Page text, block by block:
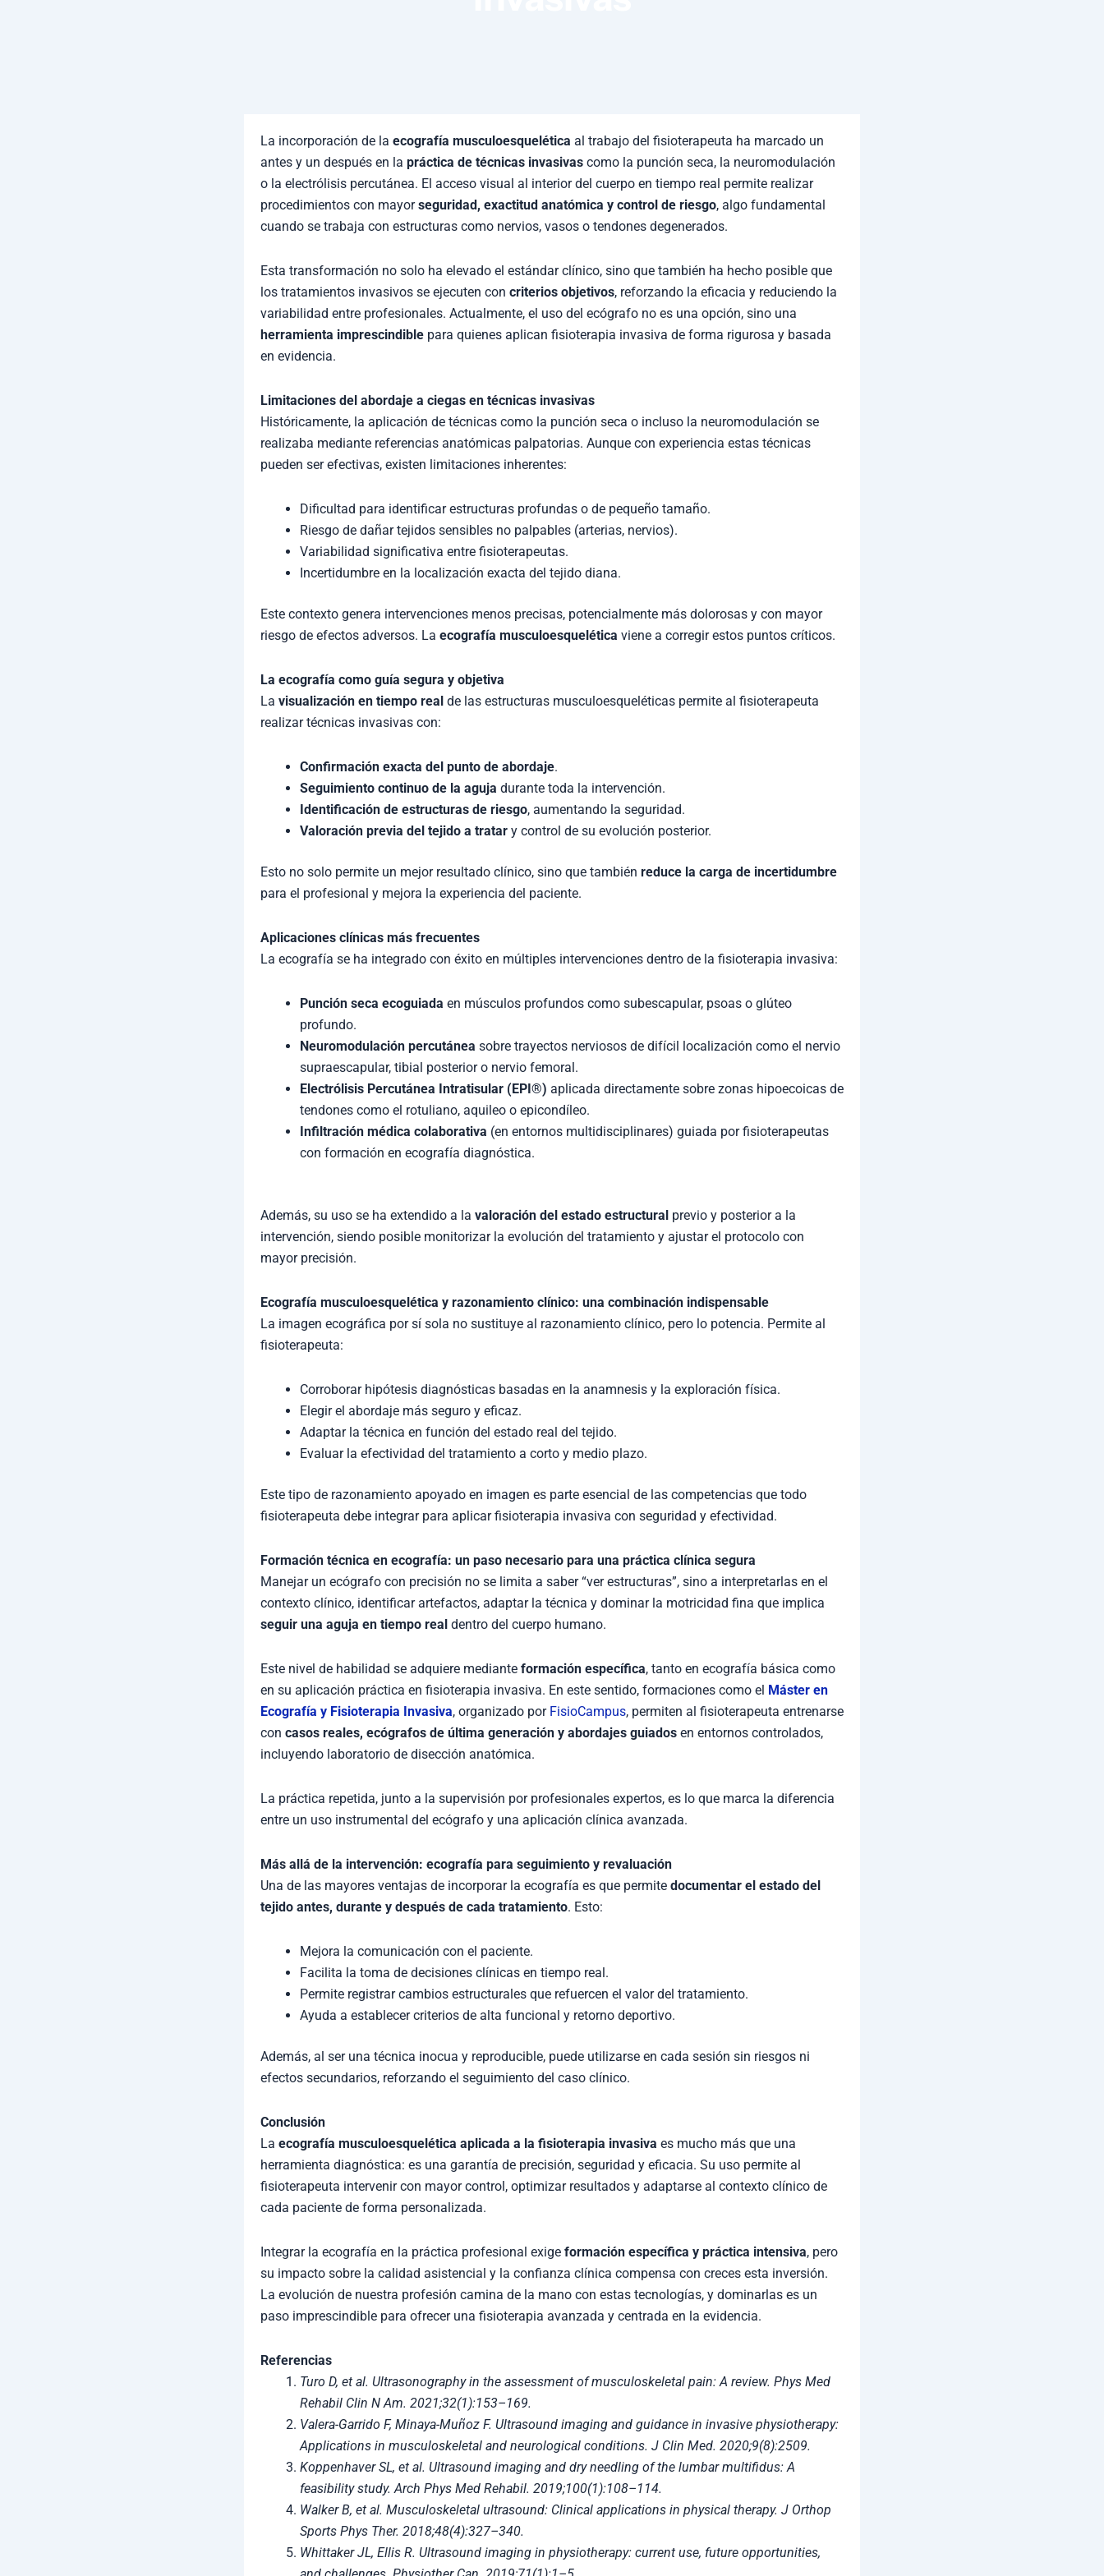
La incorporación de la ecografía musculoesquelética al trabajo del fisioterapeuta ha marcado un
antes y un después en la práctica de técnicas invasivas como la punción seca, la neuromodulación
o la electrólisis percutánea. El acceso visual al interior del cuerpo en tiempo real permite realizar
procedimientos con mayorseguridad, exactitud anatómica y control de riesgo, algo fundamental
cuando se trabaja con estructuras como nervios, vasos o tendones degenerados.
Esta transformación no solo ha elevado el estándar clínico, sino que también ha hecho posible que
los tratamientos invasivos se ejecuten con criterios objetivos, reforzando la eficacia y reduciendo la
variabilidad entre profesionales. Actualmente, el uso del ecógrafo no es una opción, sino una
herramienta imprescindible para quienes aplican fisioterapia invasiva de forma rigurosa y basada
en evidencia.
Limitaciones del abordaje a ciegas en técnicas invasivas
Históricamente, la aplicación de técnicas como la punción seca o incluso la neuromodulación se
realizaba mediante referencias anatómicas palpatorias. Aunque con experiencia estas técnicas
pueden ser efectivas, existen limitaciones inherentes:
Dificultad para identificar estructuras profundas o de pequeño tamaño.
Riesgo de dañar tejidos sensibles no palpables (arterias, nervios).
Variabilidad significativa entre fisioterapeutas.
Incertidumbre en la localización exacta del tejido diana.
Este contexto genera intervenciones menos precisas, potencialmente más dolorosas y con mayor
riesgo de efectos adversos. La ecografía musculoesquelética viene a corregir estos puntos críticos.
La ecografía como guía segura y objetiva
La visualización en tiempo real de las estructuras musculoesqueléticas permite al fisioterapeuta
realizar técnicas invasivas con:
Confirmación exacta del punto de abordaje.
Seguimiento continuo de la aguja durante toda la intervención.
Identificación de estructuras de riesgo, aumentando la seguridad.
Valoración previa del tejido a tratar y control de su evolución posterior.
Esto no solo permite un mejor resultado clínico, sino que también reduce la carga de incertidumbre
para el profesional y mejora la experiencia del paciente.
Aplicaciones clínicas más frecuentes
La ecografía se ha integrado con éxito en múltiples intervenciones dentro de la fisioterapia invasiva:
Punción seca ecoguiada en músculos profundos como subescapular, psoas o glúteo
profundo.
Neuromodulación percutánea sobre trayectos nerviosos de difícil localización como el nervio
supraescapular, tibial posterior o nervio femoral.
Electrólisis Percutánea Intratisular (EPI®) aplicada directamente sobre zonas hipoecoicas de
tendones como el rotuliano, aquileo o epicondíleo.
Infiltración médica colaborativa (en entornos multidisciplinares) guiada por fisioterapeutas
con formación en ecografía diagnóstica.
Además, su uso se ha extendido a la valoración del estado estructural previo y posterior a la
intervención, siendo posible monitorizar la evolución del tratamiento y ajustar el protocolo con
mayor precisión.
Ecografía musculoesquelética y razonamiento clínico: una combinación indispensable
La imagen ecográfica por sí sola no sustituye al razonamiento clínico, pero lo potencia. Permite al
fisioterapeuta:
Corroborar hipótesis diagnósticas basadas en la anamnesis y la exploración física.
Elegir el abordaje más seguro y eficaz.
Adaptar la técnica en función del estado real del tejido.
Evaluar la efectividad del tratamiento a corto y medio plazo.
Este tipo de razonamiento apoyado en imagen es parte esencial de las competencias que todo
fisioterapeuta debe integrar para aplicar fisioterapia invasiva con seguridad y efectividad.
Formación técnica en ecografía: un paso necesario para una práctica clínica segura
Manejar un ecógrafo con precisión no se limita a saber “ver estructuras”, sino a interpretarlas en el
contexto clínico, identificar artefactos, adaptar la técnica y dominar la motricidad fina que implica
seguir una aguja en tiempo real dentro del cuerpo humano.
Este nivel de habilidad se adquiere mediante formación específica, tanto en ecografía básica como
en su aplicación práctica en fisioterapia invasiva. En este sentido, formaciones como el Máster en
Ecografía y Fisioterapia Invasiva, organizado por FisioCampus, permiten al fisioterapeuta entrenarse
con casos reales, ecógrafos de última generación y abordajes guiados en entornos controlados,
incluyendo laboratorio de disección anatómica.
La práctica repetida, junto a la supervisión por profesionales expertos, es lo que marca la diferencia
entre un uso instrumental del ecógrafo y una aplicación clínica avanzada.
Más allá de la intervención: ecografía para seguimiento y revaluación
Una de las mayores ventajas de incorporar la ecografía es que permite documentar el estado del
tejido antes, durante y después de cada tratamiento. Esto:
Mejora la comunicación con el paciente.
Facilita la toma de decisiones clínicas en tiempo real.
Permite registrar cambios estructurales que refuercen el valor del tratamiento.
Ayuda a establecer criterios de alta funcional y retorno deportivo.
Además, al ser una técnica inocua y reproducible, puede utilizarse en cada sesión sin riesgos ni
efectos secundarios, reforzando el seguimiento del caso clínico.
Conclusión
La ecografía musculoesquelética aplicada a la fisioterapia invasiva es mucho más que una
herramienta diagnóstica: es una garantía de precisión, seguridad y eficacia. Su uso permite al
fisioterapeuta intervenir con mayor control, optimizar resultados y adaptarse al contexto clínico de
cada paciente de forma personalizada.
Integrar la ecografía en la práctica profesional exige formación específica y práctica intensiva, pero
su impacto sobre la calidad asistencial y la confianza clínica compensa con creces esta inversión.
La evolución de nuestra profesión camina de la mano con estas tecnologías, y dominarlas es un
paso imprescindible para ofrecer una fisioterapia avanzada y centrada en la evidencia.
Referencias
Turo D, et al. Ultrasonography in the assessment of musculoskeletal pain: A review. Phys Med
Rehabil Clin N Am. 2021;32(1):153–169.
Valera-Garrido F, Minaya-Muñoz F. Ultrasound imaging and guidance in invasive physiotherapy:
Applications in musculoskeletal and neurological conditions. J Clin Med. 2020;9(8):2509.
Koppenhaver SL, et al. Ultrasound imaging and dry needling of the lumbar multifidus: A
feasibility study.Arch Phys Med Rehabil. 2019;100(1):108–114.
Walker B, et al. Musculoskeletal ultrasound: Clinical applications in physical therapy. J Orthop
Sports Phys Ther. 2018;48(4):327–340.
Whittaker JL, Ellis R. Ultrasound imaging in physiotherapy: current use, future opportunities,